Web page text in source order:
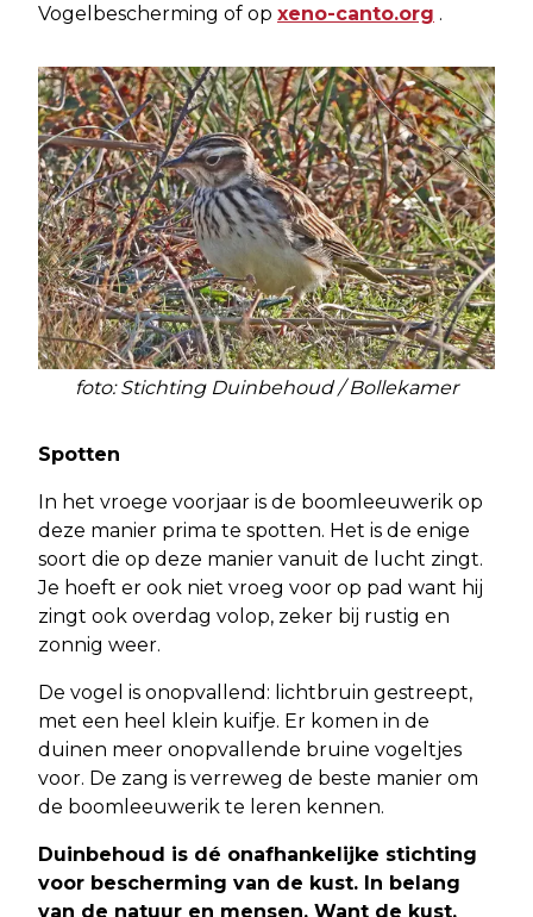
Vogelbescherming of op xeno-canto.org .
foto: Stichting Duinbehoud / Bollekamer
Spotten
In het vroege voorjaar is de boomleeuwerik op
deze manier prima te spotten. Het is de enige
soort die op deze manier vanuit de lucht zingt.
Je hoeft er ook niet vroeg voor op pad want hij
zingt ook overdag volop, zeker bij rustig en
zonnig weer.
De vogel is onopvallend: lichtbruin gestreept,
met een heel klein kuifje. Er komen in de
duinen meer onopvallende bruine vogeltjes
voor. De zang is verreweg de beste manier om
de boomleeuwerik te leren kennen.
Duinbehoud is dé onafhankelijke stichting
voor bescherming van de kust. In belang
van de natuur en mensen. Want de kust,